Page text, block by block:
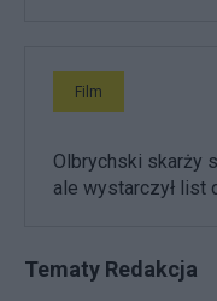
Film
Olbrychski skarży
ale wystarczył list
Tematy Redakcja